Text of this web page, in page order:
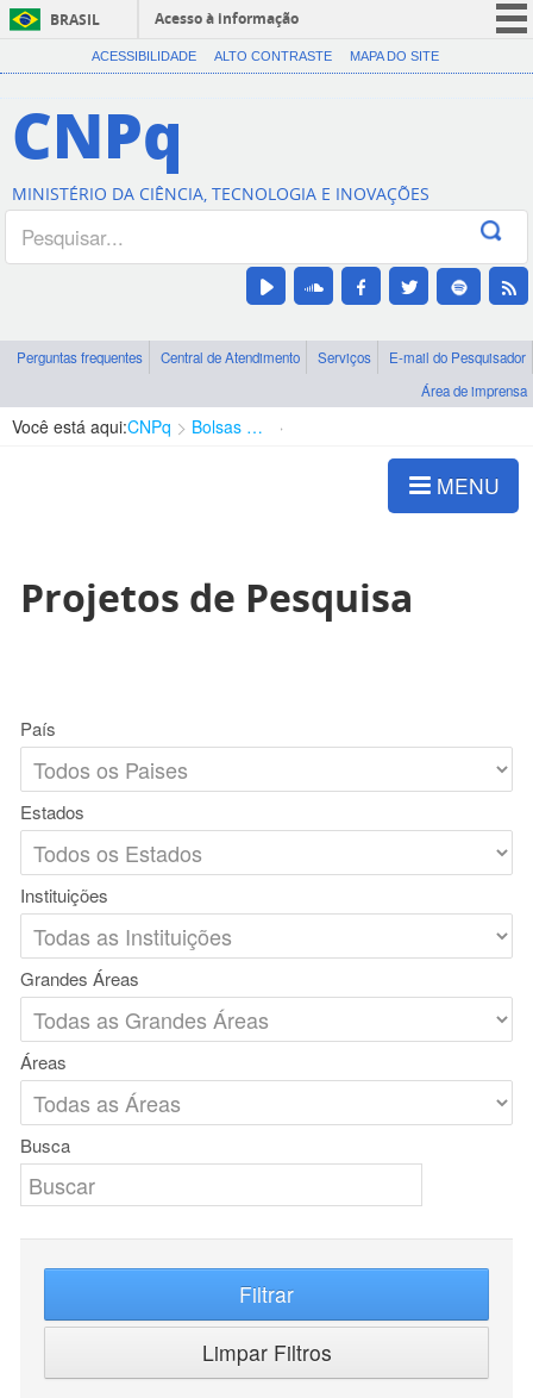
BRASIL
Acesso à informação
CORONAVÍRUS (COVID-19)
Canais
ACESSIBILIDADE ALTO CONTRASTE MAPA DO SITE
CNPq
MINISTÉRIO DA CIÊNCIA, TECNOLOGIA E INOVAÇÕES
Perguntas frequentes Central de Atendimento Serviços
E-mail do Pesquisador
Área de imprensa
Você está aqui:CNPq Bolsas e Auxílios Vigentes
MENU
Projetos de Pesquisa
País
Estados
Instituições
Grandes Áreas
Áreas
Busca
Filtrar
Limpar Filtros